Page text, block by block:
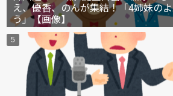
え、優香、のんが集結！「4姉妹のよ
う」【画像】